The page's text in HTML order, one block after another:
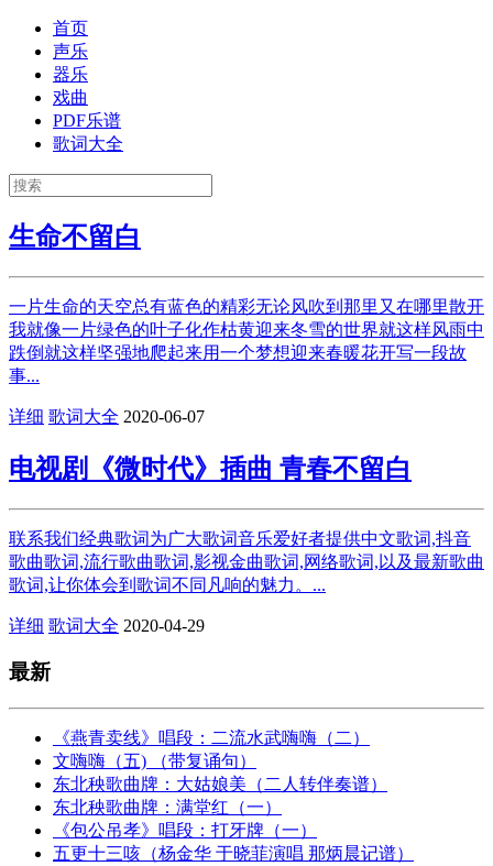
首页
声乐
器乐
戏曲
PDF乐谱
歌词大全
生命不留白
一片生命的天空总有蓝色的精彩无论风吹到那里又在哪里散开
我就像一片绿色的叶子化作枯黄迎来冬雪的世界就这样风雨中
跌倒就这样坚强地爬起来用一个梦想迎来春暖花开写一段故
事...
详细 歌词大全 2020-06-07
电视剧《微时代》插曲 青春不留白
联系我们经典歌词为广大歌词音乐爱好者提供中文歌词,抖音
歌曲歌词,流行歌曲歌词,影视金曲歌词,网络歌词,以及最新歌曲
歌词,让你体会到歌词不同凡响的魅力。...
详细 歌词大全 2020-04-29
最新
《燕青卖线》唱段：二流水武嗨嗨（二）
文嗨嗨（五) （带复诵句）
东北秧歌曲牌：大姑娘美（二人转伴奏谱）
东北秧歌曲牌：满堂红（一）
《包公吊孝》唱段：打牙牌（一）
五更十三咳（杨金华 于晓菲演唱 那炳晨记谱）